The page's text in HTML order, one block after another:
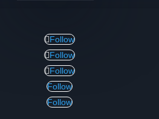
Follow
Follow
Follow
Follow
Follow